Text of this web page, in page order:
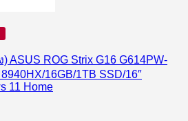
ASUS ROG Strix G16 G614PW-
16GB/1TB SSD/16″
11 Home